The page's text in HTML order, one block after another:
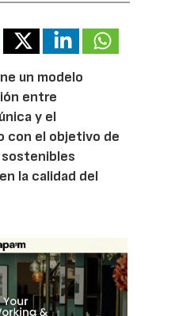
un modelo
entre
y el
con el objetivo de
sostenibles
la calidad del